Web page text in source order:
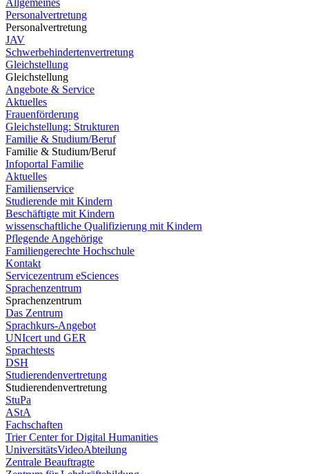
Allgemeines
Personalvertretung
Personalvertretung
JAV
Schwerbehindertenvertretung
Gleichstellung
Gleichstellung
Angebote & Service
Aktuelles
Frauenförderung
Gleichstellung: Strukturen
Familie & Studium/Beruf
Familie & Studium/Beruf
Infoportal Familie
Aktuelles
Familienservice
Studierende mit Kindern
Beschäftigte mit Kindern
wissenschaftliche Qualifizierung mit Kindern
Pflegende Angehörige
Familiengerechte Hochschule
Kontakt
Servicezentrum eSciences
Sprachenzentrum
Sprachenzentrum
Das Zentrum
Sprachkurs-Angebot
UNIcert und GER
Sprachtests
DSH
Studierendenvertretung
Studierendenvertretung
StuPa
AStA
Fachschaften
Trier Center for Digital Humanities
UniversitätsVideoAbteilung
Zentrale Beauftragte